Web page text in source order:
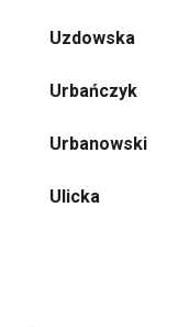
Uzdowska
Urbańczyk
Urbanowski
Ulicka